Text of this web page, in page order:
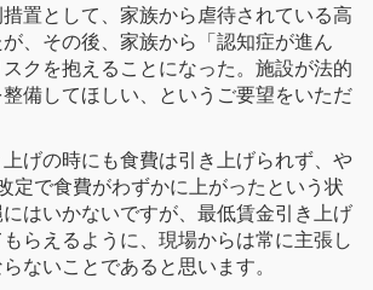
置として、家族から虐待されている高
、その後、家族から「認知症が進ん
クを抱えることになった。施設が法的
備してほしい、というご要望をいただ
げの時にも食費は引き上げられず、や
定で食費がわずかに上がったという状
はいかないですが、最低賃金引き上げ
らえるように、現場からは常に主張し
ないことであると思います。